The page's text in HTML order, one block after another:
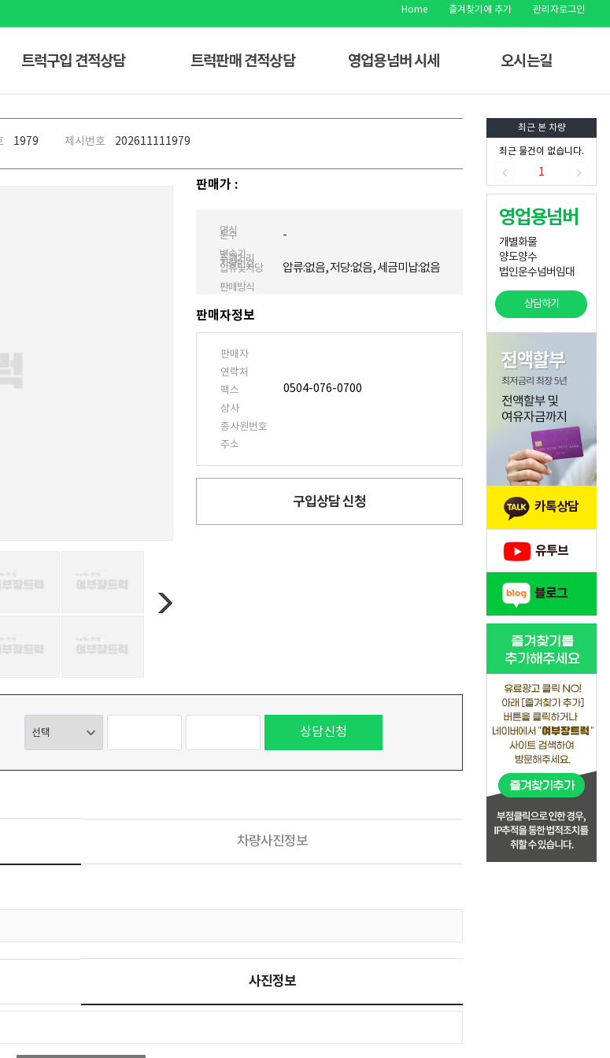
Home 즐겨찾기에 추가 관리자로그인
트럭구입 견적상담 트럭판매 견적상담 영업용넘버 시세 오시는길
최근 본 차량
최근 물건이 없습니다.
1
영업용넘버
개별화물
양도양수
법인운수넘버임대
상담하기
카톡상담
유투브
블로그
1979 제시번호 202611111979
판매가 :
연식
톤수 -
변속기
주행거리
차량번호
압류및저당 압류:없음, 저당:없음, 세금미납:없음
판매방식
판매자정보
판매자
연락처
팩스
0504-076-0700
상사
종사원번호
주소
구입상담 신청
차량사진정보
사진정보